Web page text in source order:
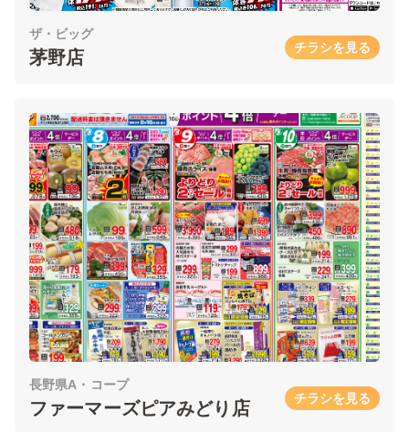
ザ・ビッグ
茅野店 チラシを見る
長野県A・コープ
ファーマーズピアみどり店 チラシを見る